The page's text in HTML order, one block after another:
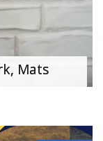
Mats